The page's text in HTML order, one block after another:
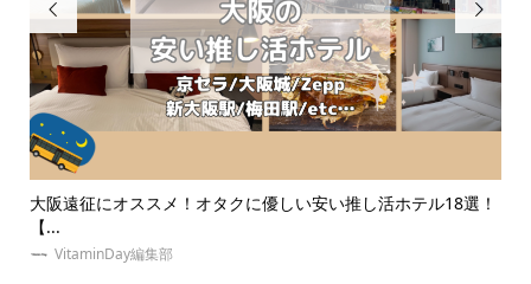

大阪遠征にオススメ！オタクに優しい安い推し活ホテル18選！
【...
VitaminDay編集部
